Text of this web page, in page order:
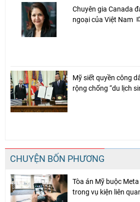
Chuyên gia Canada
ngoại của Việt Nam
Mỹ siết quyền công
rộng chống “du lịch
CHUYỆN BỐN PHƯƠNG
Tòa án Mỹ buộc
trong vụ kiện liên